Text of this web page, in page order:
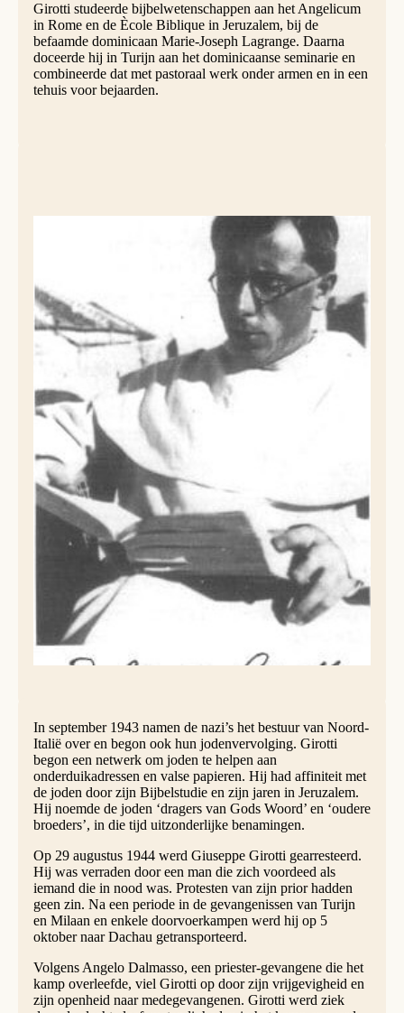
Girotti studeerde bijbelwetenschappen aan het Angelicum
in Rome en de Ècole Biblique in Jeruzalem, bij de
befaamde dominicaan Marie-Joseph Lagrange. Daarna
doceerde hij in Turijn aan het dominicaanse seminarie en
combineerde dat met pastoraal werk onder armen en in een
tehuis voor bejaarden.
In september 1943 namen de nazi’s het bestuur van Noord-
Italië over en begon ook hun jodenvervolging. Girotti
begon een netwerk om joden te helpen aan
onderduikadressen en valse papieren. Hij had affiniteit met
de joden door zijn Bijbelstudie en zijn jaren in Jeruzalem.
Hij noemde de joden ‘dragers van Gods Woord’ en ‘oudere
broeders’, in die tijd uitzonderlijke benamingen.
Op 29 augustus 1944 werd Giuseppe Girotti gearresteerd.
Hij was verraden door een man die zich voordeed als
iemand die in nood was. Protesten van zijn prior hadden
geen zin. Na een periode in de gevangenissen van Turijn
en Milaan en enkele doorvoerkampen werd hij op 5
oktober naar Dachau getransporteerd.
Volgens Angelo Dalmasso, een priester-gevangene die het
kamp overleefde, viel Girotti op door zijn vrijgevigheid en
zijn openheid naar medegevangenen. Girotti werd ziek